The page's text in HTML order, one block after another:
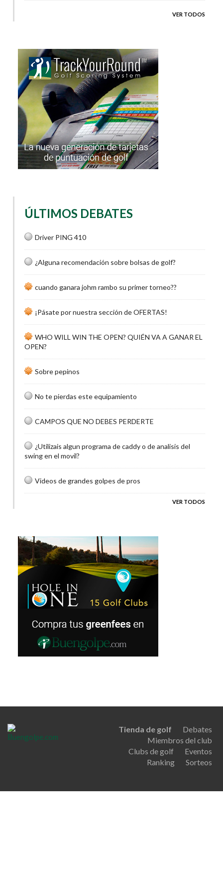
VER TODOS
ÚLTIMOS DEBATES
Driver PING 410
¿Alguna recomendación sobre bolsas de golf?
cuando ganara johm rambo su primer torneo??
¡Pásate por nuestra sección de OFERTAS!
WHO WILL WIN THE OPEN? QUIÉN VA A GANAR EL
OPEN?
Sobre pepinos
No te pierdas este equipamiento
CAMPOS QUE NO DEBES PERDERTE
¿Utilizais algun programa de caddy o de analisis del
swing en el movil?
Videos de grandes golpes de pros
VER TODOS
Tienda de golf
Debates
Miembros del club
Clubs de golf
Eventos
Ranking
Sorteos